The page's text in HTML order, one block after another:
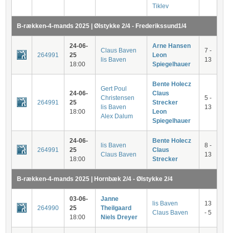
Tiklev
B-rækken-4-mands 2025 | Ølstykke 2/4 - Frederikssund1/4
264991
24-06-
25
18:00
Claus Baven
lis Baven
Arne Hansen
Leon
Spiegelhauer
7 -
13
264991
24-06-
25
18:00
Gert Poul
Christensen
lis Baven
Alex Dalum
Bente Holecz
Claus
Strecker
Leon
Spiegelhauer
5 -
13
264991
24-06-
25
18:00
lis Baven
Claus Baven
Bente Holecz
Claus
Strecker
8 -
13
B-rækken-4-mands 2025 | Hornbæk 2/4 - Ølstykke 2/4
264990
03-06-
25
18:00
Janne
Theilgaard
Niels Dreyer
lis Baven
Claus Baven
13
- 5